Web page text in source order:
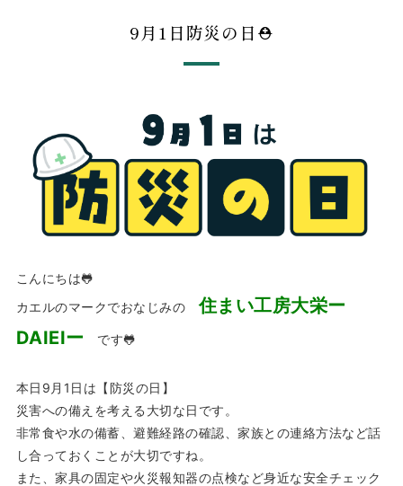
9月1日防災の日⛑
こんにちは🐸
カエルのマークでおなじみの住まい工房大栄ー
DAIEIー
です🐸
本日9月1日は【防災の日】
災害への備えを考える大切な日です。
非常食や水の備蓄、避難経路の確認、家族との連絡方法など話
し合っておくことが大切ですね。
また、家具の固定や火災報知器の点検など身近な安全チェック